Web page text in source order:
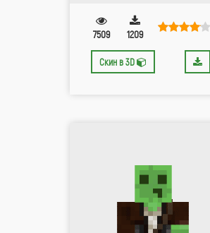
7509 1209
Скин в 3D